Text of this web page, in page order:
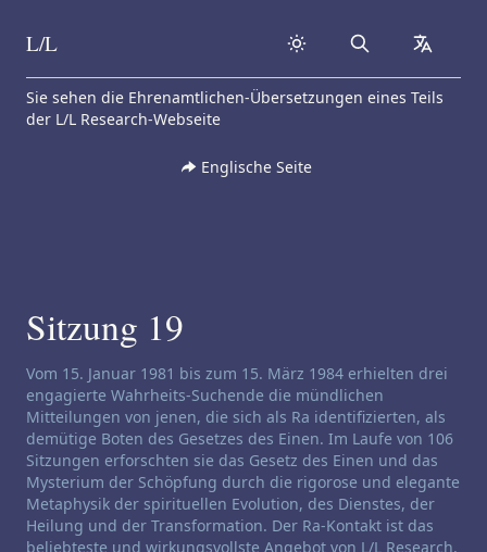
Skip to content
L/L Search
Sie sehen die Ehrenamtlichen-Übersetzungen eines Teils
der L/L Research-Webseite
Englische Seite
Sitzung 19
Haftungsausschluss für Channeling:
Vom 15. Januar 1981 bis zum 15. März 1984 erhielten drei
engagierte Wahrheits-Suchende die mündlichen
Mitteilungen von jenen, die sich als Ra identifizierten, als
demütige Boten des Gesetzes des Einen. Im Laufe von 106
Sitzungen erforschten sie das Gesetz des Einen und das
Mysterium der Schöpfung durch die rigorose und elegante
Metaphysik der spirituellen Evolution, des Dienstes, der
Heilung und der Transformation. Der Ra-Kontakt ist das
beliebteste und wirkungsvollste Angebot von L/L Research.